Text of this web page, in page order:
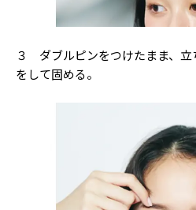
３ ダブルピンをつけたまま、立
をして固める。